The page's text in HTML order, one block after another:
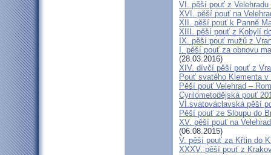
VI. pěší pouť z
XVI. pěší pouť na
XII. pěší pouť k Panně
XIII. pěší pouť z Kobylí
IX. pěší pouť mužů z
I. pěší pouť za obnovu
(28.03.2016)
XIV. dívčí pěší pouť z
Pouť svatého Klementa
Pěší pouť Velehrad –
Cyrilometodějská pouť
VI.svatováclavská pěší
Pěší pouť ze Sloupu do
XV. pěší pouť na
(06.08.2015)
V. pěší pouť za Křtin do
XXXV. pěší pouť z